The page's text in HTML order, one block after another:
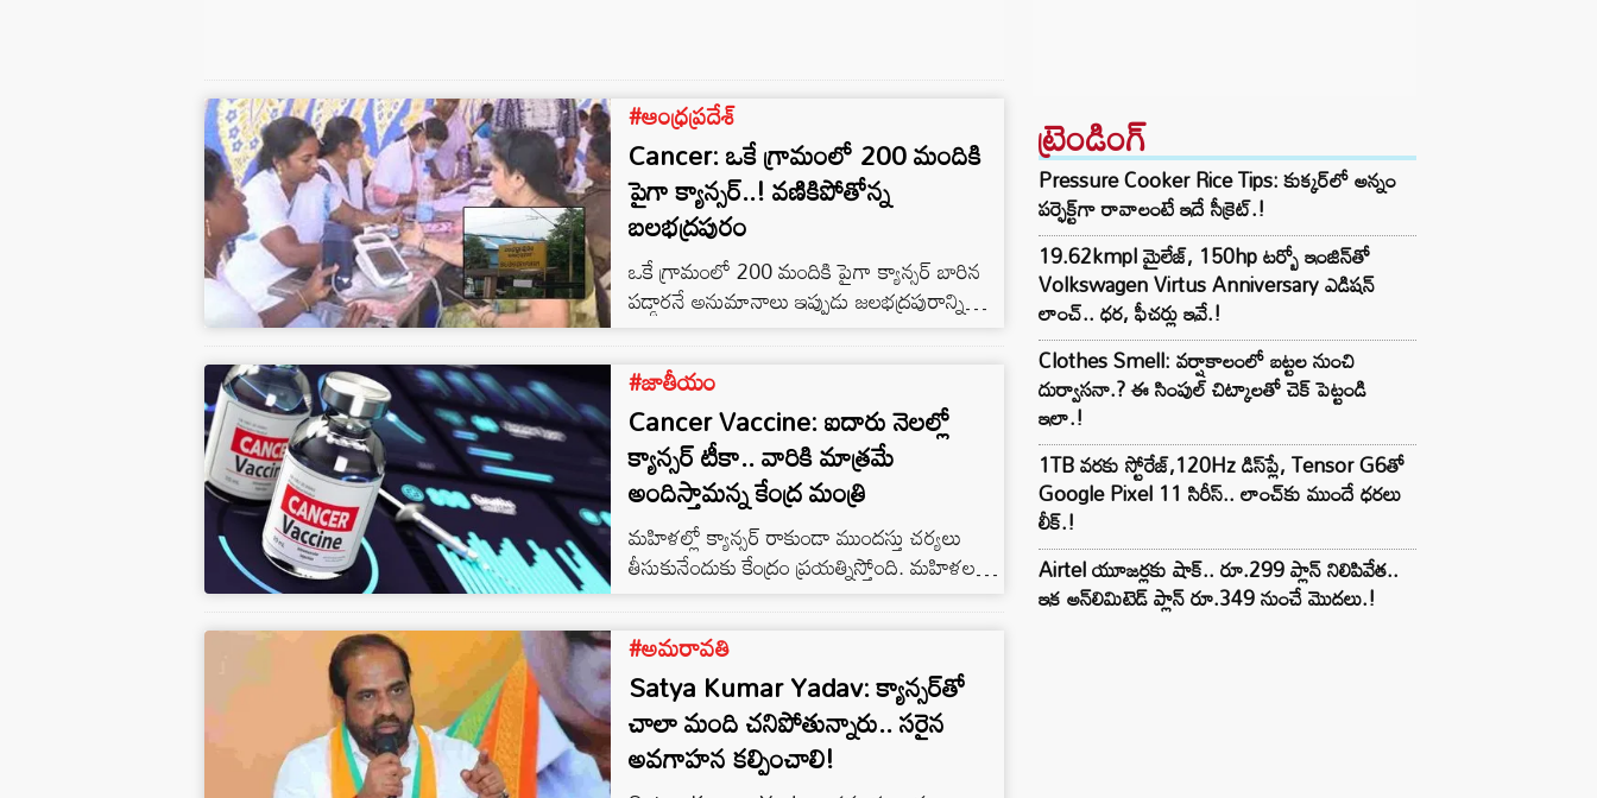
#ఆంధ్రప్రదేశ్
Cancer: ఒకే గ్రామంలో 200 మందికి
పైగా క్యాన్సర్‌..! వణికిపోతోన్న
బలభద్రపురం
ఒకే గ్రామంలో 200 మందికి పైగా క్యాన్సర్‌ బారిన
పడ్డారనే అనుమానాలు ఇప్పుడు జలభద్రపురాన్ని
వణికిస్తున్నాయి.. తూర్పుగోదావరి జిల్లా బిక్కవోలు
మండలం బలభద్రపురం గ్రామంలో క్యాన్సర్ కేసులు
కలకలం సృష్టిస్తున్నారు.. గ్రామంలో 200 మందికి
పైగా క్యాన్సర్ బారిన పడ్డారనే అనుమానాలు వ్యక్తం
అవుతున్నాయి..
#జాతీయం
Cancer Vaccine: ఐదారు నెలల్లో
క్యాన్సర్ టీకా.. వారికి మాత్రమే
అందిస్తామన్న కేంద్ర మంత్రి
మహిళల్లో క్యాన్సర్ రాకుండా ముందస్తు చర్యలు
తీసుకునేందుకు కేంద్రం ప్రయత్నిస్తోంది. మహిళలను
సహాయ మంత్రి ప్రతాప్రరావు జాదవ్ అన్నారు.
తొమ్మిది నుంచి 16 సంవత్సరాల మధ్య వయస్సు గల
బాలికలకు అందిస్తామన్నారు.
#అమరావతి
Satya Kumar Yadav: క్యాన్సర్‌తో
చాలా మంది చనిపోతున్నారు.. సరైన
అవగాహన కల్పించాలి!
ట్రెండింగ్‌
Pressure Cooker Rice Tips: కుక్కర్‌లో అన్నం
పర్ఫెక్ట్‌గా రావాలంటే ఇదే సీక్రెట్.!
19.62kmpl మైలేజ్, 150hp టర్బో ఇంజిన్‌తో
Volkswagen Virtus Anniversary ఎడిషన్
లాంచ్.. ధర, ఫీచర్లు ఇవే.!
Clothes Smell: వర్షాకాలంలో బట్టల నుంచి
దుర్వాసనా.? ఈ సింపుల్ చిట్కాలతో చెక్ పెట్టండి
ఇలా.!
1TB వరకు స్టోరేజ్,120Hz డిస్‌ప్లే, Tensor G6తో
Google Pixel 11 సిరీస్.. లాంచ్⁭కు ముందే ధరలు
లీక్.!
Airtel యూజర్లకు షాక్.. రూ.299 ప్లాన్ నిలిపివేత..
ఇక అన్‌లిమిటెడ్ ప్లాన్ రూ.349 నుంచే మొదలు.!